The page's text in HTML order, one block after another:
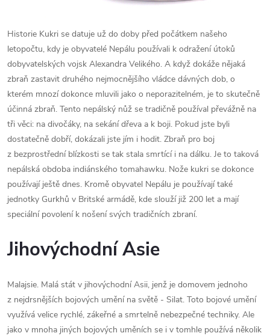
Historie Kukri se datuje už do doby před počátkem našeho
letopočtu, kdy je obyvatelé Nepálu používali k odražení útoků
dobyvatelských vojsk Alexandra Velikého. A když dokáže nějaká
zbraň zastavit druhého nejmocnějšího vládce dávných dob, o
kterém mnozí dokonce mluvili jako o neporazitelném, je to skutečně
účinná zbraň. Tento nepálský nůž se tradičně používal převážně na
tři věci: na divočáky, na sekání dřeva a k boji. Pokud jste byli
dostatečně dobří, dokázali jste jím i hodit. Zbraň pro boj
z bezprostřední blízkosti se tak stala smrtící i na dálku. Je to taková
nepálská obdoba indiánského tomahawku. Nože kukri se dokonce
používají ještě dnes. Kromě obyvatel Nepálu je používají také
jednotky Gurkhů v Britské armádě, kde slouží již 200 let a mají
speciální povolení k nošení svých tradičních zbraní.
Jihovýchodní Asie
Malajsie. Malá stát v jihovýchodní Asii, jenž je domovem jednoho
z nejdrsnějších bojových umění na světě - Silat. Toto bojové umění
využívá velice rychlé, zákeřné a smrtelně nebezpečné techniky. Ale
jako v mnoha jiných bojových uměních se i v tomhle používá několik